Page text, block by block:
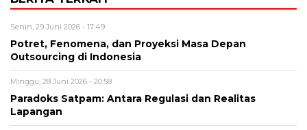
Senin, 29 Juni 2026 - 17:49
Potret, Fenomena, dan Proyeksi Masa Depan
Outsourcing di Indonesia
Minggu, 28 Juni 2026 - 20:58
Paradoks Satpam: Antara Regulasi dan Realitas
Lapangan